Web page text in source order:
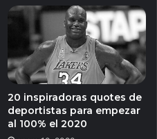
20 inspiradoras quotes de
deportistas para empezar
al 100% el 2020